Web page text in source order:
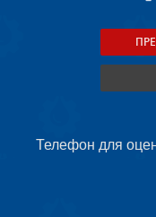
Телефон для